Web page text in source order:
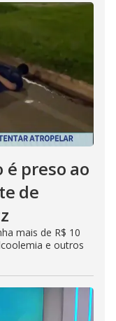
preso ao
de
mais de R$ 10
e outros